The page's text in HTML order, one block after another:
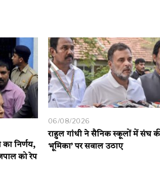
निर्णय,
को रेप
06/08/2026
राहुल गांधी ने सैनिक स्कूलों में संघ
भूमिका’ पर सवाल उठाए